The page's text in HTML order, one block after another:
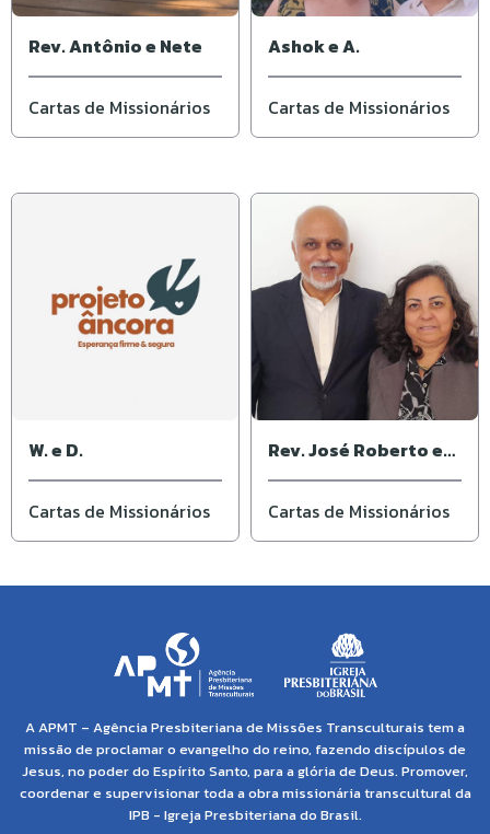
Rev. Antônio e Nete
Cartas de Missionários
Ashok e A.
Cartas de Missionários
W. e D.
Cartas de Missionários
Rev. José Roberto e
Ivone
Cartas de Missionários
A APMT – Agência Presbiteriana de Missões Transculturais tem a
missão de proclamar o evangelho do reino, fazendo discípulos de
Jesus, no poder do Espírito Santo, para a glória de Deus. Promover,
coordenar e supervisionar toda a obra missionária transcultural da
IPB - Igreja Presbiteriana do Brasil.